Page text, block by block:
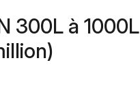
300L à 1000L